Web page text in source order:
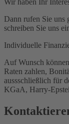
Wir haben Ihr
Dann rufen Sie uns
schreiben Sie uns
Individuelle
Auf Wunsch
Raten zahlen,
aussschließlich für
KGaA, Harry-